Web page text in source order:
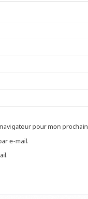
pour mon
e-mail.